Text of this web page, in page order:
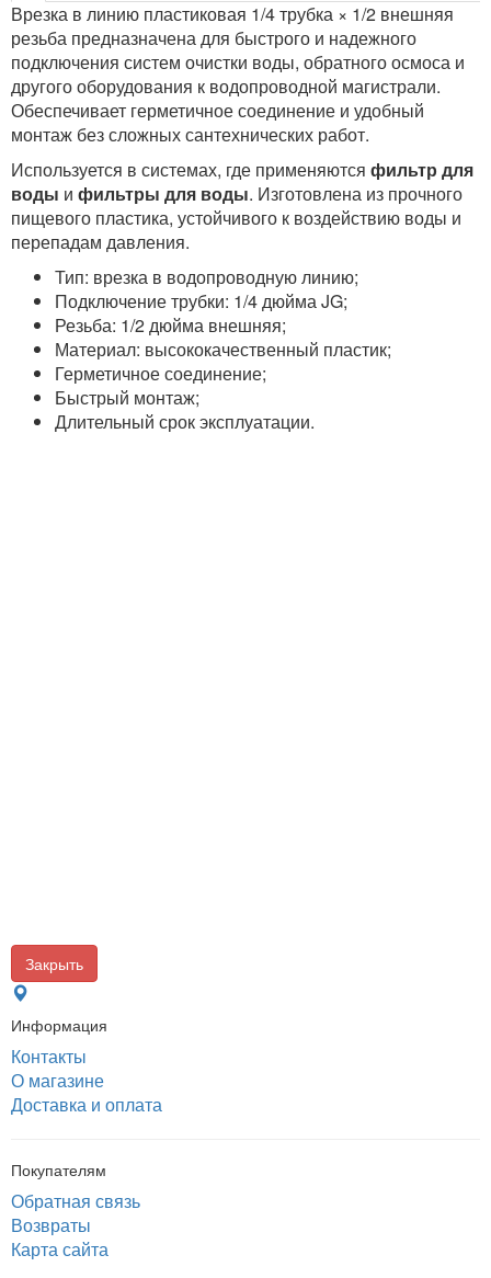
Врезка в линию пластиковая 1/4 трубка × 1/2 внешняя
резьба предназначена для быстрого и надежного
подключения систем очистки воды, обратного осмоса и
другого оборудования к водопроводной магистрали.
Обеспечивает герметичное соединение и удобный
монтаж без сложных сантехнических работ.
Используется в системах, где применяются фильтр для
воды и фильтры для воды. Изготовлена из прочного
пищевого пластика, устойчивого к воздействию воды и
перепадам давления.
Тип: врезка в водопроводную линию;
Подключение трубки: 1/4 дюйма JG;
Резьба: 1/2 дюйма внешняя;
Материал: высококачественный пластик;
Герметичное соединение;
Быстрый монтаж;
Длительный срок эксплуатации.
Закрыть
Информация
Контакты
О магазине
Доставка и оплата
Покупателям
Обратная связь
Возвраты
Карта сайта